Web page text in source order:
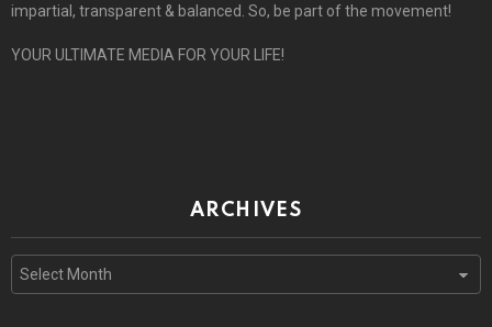
impartial, transparent & balanced. So, be part of the movement!
YOUR ULTIMATE MEDIA FOR YOUR LIFE!
ARCHIVES
Archives